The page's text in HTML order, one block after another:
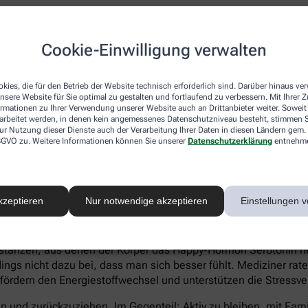
Cookie-Einwilligung verwalten
die für den Betrieb der Website technisch erforderlich sind. Darüber hinaus
Website für Sie optimal zu gestalten und fortlaufend zu verbessern. Mit Ihrer
zu Ihrer Verwendung unserer Website auch an Drittanbieter weiter. Soweit
werden, in denen kein angemessenes Datenschutzniveau besteht, stimmen
Nutzung dieser Dienste auch der Verarbeitung Ihrer Daten in diesen Ländern
zu. Weitere Informationen können Sie unserer Datenschutzerklärung
Nur notwendige akzeptieren Einstellungen
eher Ein- und Durchschlafstörungen anstatt eines
Heißhungerattacken. Ein Anzeichen für eine
sich zu kaum etwas aufraffen und sind permanent
sind typisch.
– auch wenn ein Angehöriger betroffen ist – sollte man
Deutsche Depressionshilfe auf:
Süßkram sind. Schokolade macht tatsächlich glücklich.
aus denen der Körper das Happy-Hormon Serotonin
nicht dazu bei, dass man sich besser fühlt. Mediziner
den Energiestoffwechsel und unterstützen die